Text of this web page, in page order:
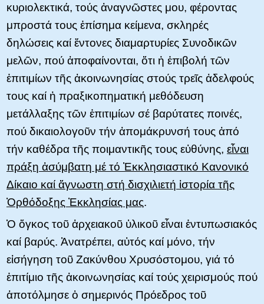
κυριολεκτικά, τούς ἀναγνῶστες μου, φέροντας
μπροστά τους ἐπίσημα κείμενα, σκληρές
δηλώσεις καί ἔντονες διαμαρτυρίες Συνοδικῶν
μελῶν, πού ἀποφαίνονται, ὅτι ἡ ἐπιβολή τῶν
ἐπιτιμίων τῆς ἀκοινωνησίας στούς τρεῖς ἀδελφούς
τους καί ἡ πραξικοπηματική μεθόδευση
μετάλλαξης τῶν ἐπιτιμίων σέ βαρύτατες ποινές,
πού δικαιολογοῦν τήν ἀπομάκρυνσή τους ἀπό
τήν καθέδρα τῆς ποιμαντικῆς τους εὐθύνης, εἶναι
πράξη ἀσύμβατη μέ τό Ἐκκλησιαστικό Κανονικό
Δίκαιο καί ἄγνωστη στή δισχιλιετή ἱστορία τῆς
Ὀρθόδοξης Ἐκκλησίας μας.
Ὁ ὄγκος τοῦ ἀρχειακοῦ ὑλικοῦ εἶναι ἐντυπωσιακός
καί βαρύς. Ἀνατρέπει, αὐτός καί μόνο, τήν
εἰσήγηση τοῦ Ζακύνθου Χρυσόστομου, γιά τό
ἐπιτίμιο τῆς ἀκοινωνησίας καί τούς χειρισμούς πού
ἀποτόλμησε ὁ σημερινός Πρόεδρος τοῦ